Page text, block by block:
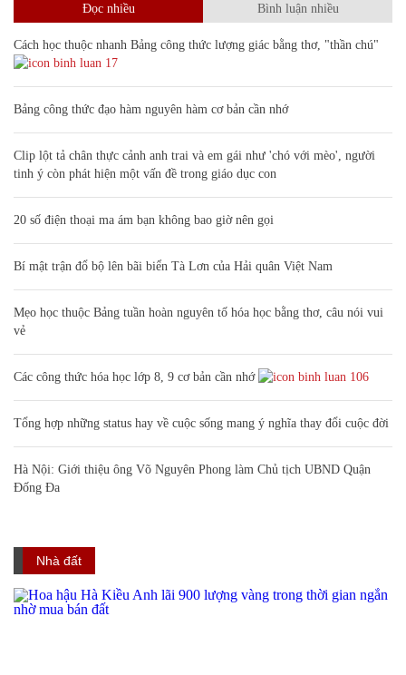
Đọc nhiều Bình luận nhiều
Cách học thuộc nhanh Bảng công thức lượng giác bằng thơ, "thần chú"
17
Bảng công thức đạo hàm nguyên hàm cơ bản cần nhớ
Clip lột tả chân thực cảnh anh trai và em gái như 'chó với mèo', người
tinh ý còn phát hiện một vấn đề trong giáo dục con
20 số điện thoại ma ám bạn không bao giờ nên gọi
Bí mật trận đổ bộ lên bãi biển Tà Lơn của Hải quân Việt Nam
Mẹo học thuộc Bảng tuần hoàn nguyên tố hóa học bằng thơ, câu nói vui
vẻ
Các công thức hóa học lớp 8, 9 cơ bản cần nhớ 106
Tổng hợp những status hay về cuộc sống mang ý nghĩa thay đổi cuộc đời
Hà Nội: Giới thiệu ông Võ Nguyên Phong làm Chủ tịch UBND Quận
Đống Đa
Nhà đất